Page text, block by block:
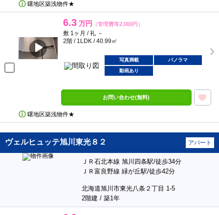
曙地区築浅物件★
6.3 万円 （管理費等2,000円）
敷 1ヶ月 / 礼 －
2階 / 1LDK / 40.99㎡
写真満載
パノラマ
動画あり
お問い合わせ(無料)
曙地区築浅物件★
ヴェルヒュッテ旭川東光８２ アパート
ＪＲ石北本線 旭川四条駅/徒歩34分
ＪＲ富良野線 緑が丘駅/徒歩42分
北海道旭川市東光八条２丁目 1-5
2階建 / 築1年